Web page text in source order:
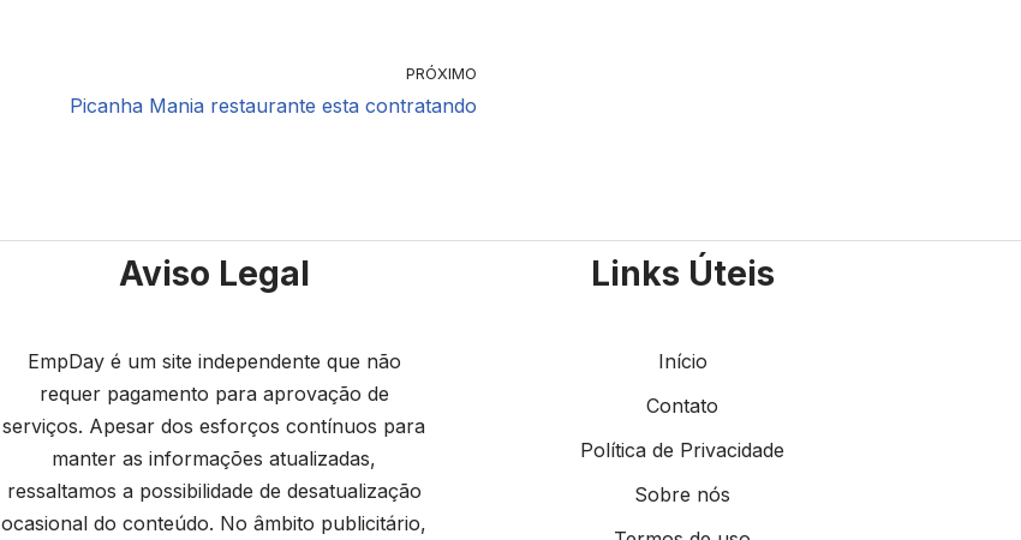
PRÓXIMO
Picanha Mania restaurante esta contratando
Aviso Legal
EmpDay é um site independente que não
requer pagamento para aprovação de
serviços. Apesar dos esforços contínuos para
manter as informações atualizadas,
ressaltamos a possibilidade de desatualização
ocasional do conteúdo. No âmbito publicitário,
Links Úteis
Início
Contato
Política de Privacidade
Sobre nós